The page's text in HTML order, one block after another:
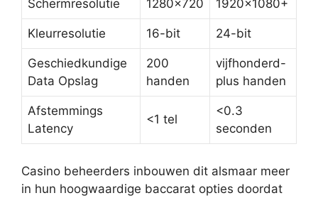
Schermresolutie 1280×720 1920×1080+
Kleurresolutie 16-bit 24-bit
Geschiedkundige
Data Opslag
200
handen
vijfhonderd-
plus handen
Afstemmings
Latency
<1 tel
<0.3
seconden
Casino beheerders inbouwen dit alsmaar meer
in hun hoogwaardige baccarat opties doordat